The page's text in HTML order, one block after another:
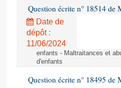
Question écrite n° 18514 de
Date de
dépôt :
11/06/2024
enfants - Maltraitances et
d'enfants
Question écrite n° 18495 de